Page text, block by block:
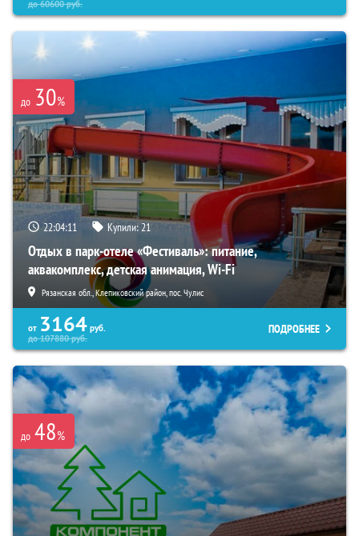
до60600руб.
до 30%
22:04:09 Купили:21
Отдых в парк-отеле «Фестиваль»: питание,
аквакомплекс, детская анимация, Wi-Fi
Рязанская обл., Клепиковский район, пос. Чулис
от 3164 руб.
до107880руб.
ПОДРОБНЕЕ
до 48%